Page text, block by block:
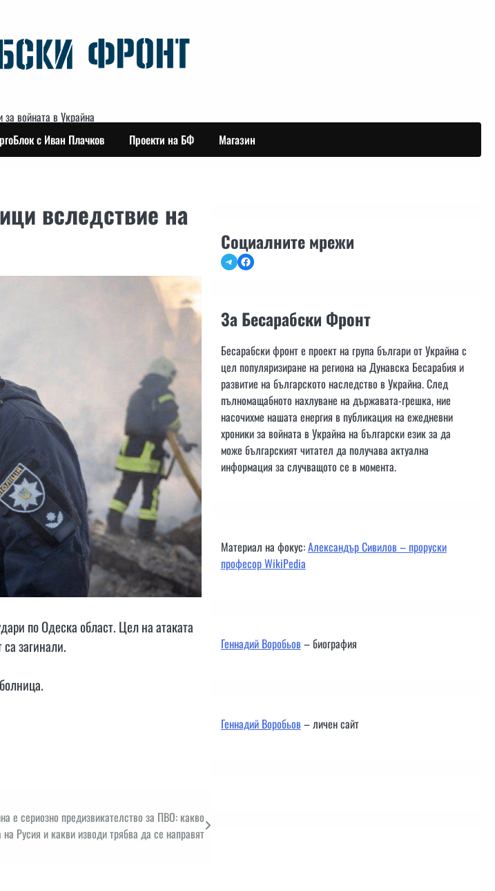
за войната в Украйна
с Иван Плачков Проекти на БФ Магазин
вследствие на
по Одеска област. Цел на атаката
загинали.
е сериозно предизвикателство за ПВО: какво
на Русия и какви изводи трябва да се направят
Социалните мрежи
TelegramFacebook
За Бесарабски Фронт
Бесарабски фронт е проект на група българи от Украйна с
цел популяризиране на региона на Дунавска Бесарабия и
развитие на българското наследство в Украйна. След
пълномащабното нахлуване на държавата-грешка, ние
насочихме нашата енергия в публикация на ежедневни
хроники за войната в Украйна на български език за да
може българският читател да получава актуална
информация за случващото се в момента.
Материал на фокус:Александър Сивилов – проруски
професор WikiPedia
Геннадий Воробьов– биография
Геннадий Воробьов– личен сайт